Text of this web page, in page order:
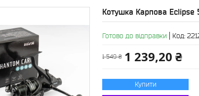
Котушка Карпова Eclipse
Готово до відправки Код:
1 549 ₴ 1 239,20 ₴
Купити